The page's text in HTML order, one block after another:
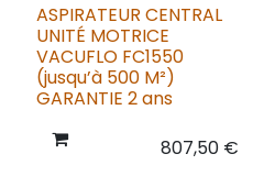
ASPIRATEUR CENTRAL
UNITÉ MOTRICE
VACUFLO FC1550
(jusqu’à 500 M²)
GARANTIE 2 ans
807,50 €